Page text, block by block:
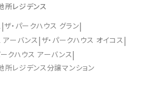
所レジデンス
ザ・パークハウス グラン
アーバンス ザ・パークハウス オイコス
クハウス アーバンス
所レジデンス分譲マンション